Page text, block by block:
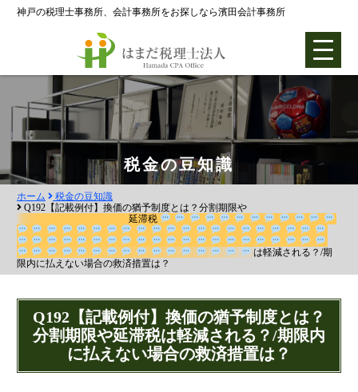
神戸の税理士事務所、会計事務所をお探しなら濱田会計事務所
ホーム
各種支援業務
会社設立支援
会社設立0円プラン
株式会社設立
合同会社設立
社団法人設立
財団法人設立
税金の豆知識
ホーム
税金の豆知識
Q192【記載例付】換価の猶予制度とは？分割期限や
延滞税
は軽減される？/
期限内に払えない場合の救済措置は？
Q192【記載例付】換価の猶予制度とは？
分割期限や延滞税は軽減される？/期限内
に払えない場合の救済措置は？